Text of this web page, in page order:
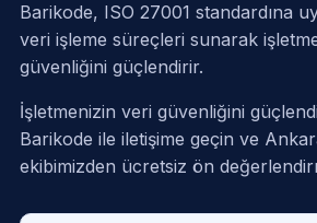
Barikode, ISO 27001 standardına
veri işleme süreçleri sunarak
güvenliğini güçlendirir.
İşletmenizin veri güvenliğini
Barikode ile iletişime geçin ve
ekibimizden ücretsiz ön